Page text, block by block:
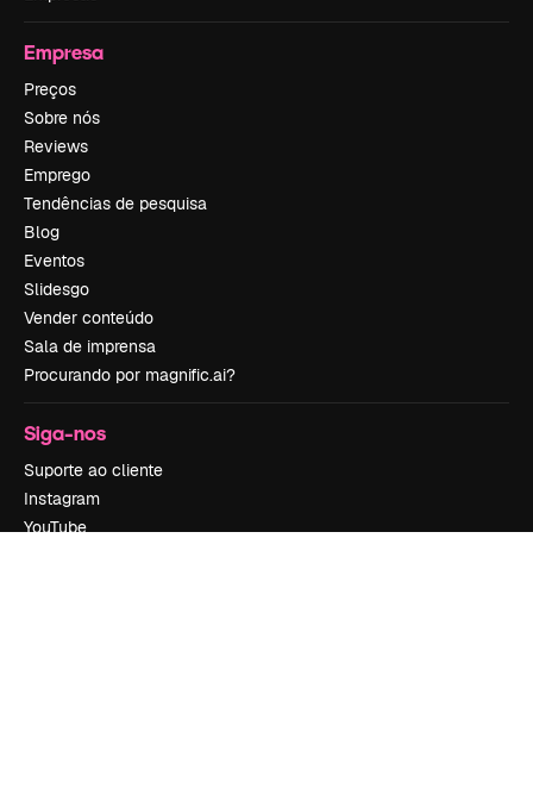
Empresa
Preços
Sobre nós
Reviews
Emprego
Tendências de pesquisa
Blog
Eventos
Slidesgo
Vender conteúdo
Sala de imprensa
Procurando por magnific.ai?
Siga-nos
Suporte ao cliente
Instagram
YouTube